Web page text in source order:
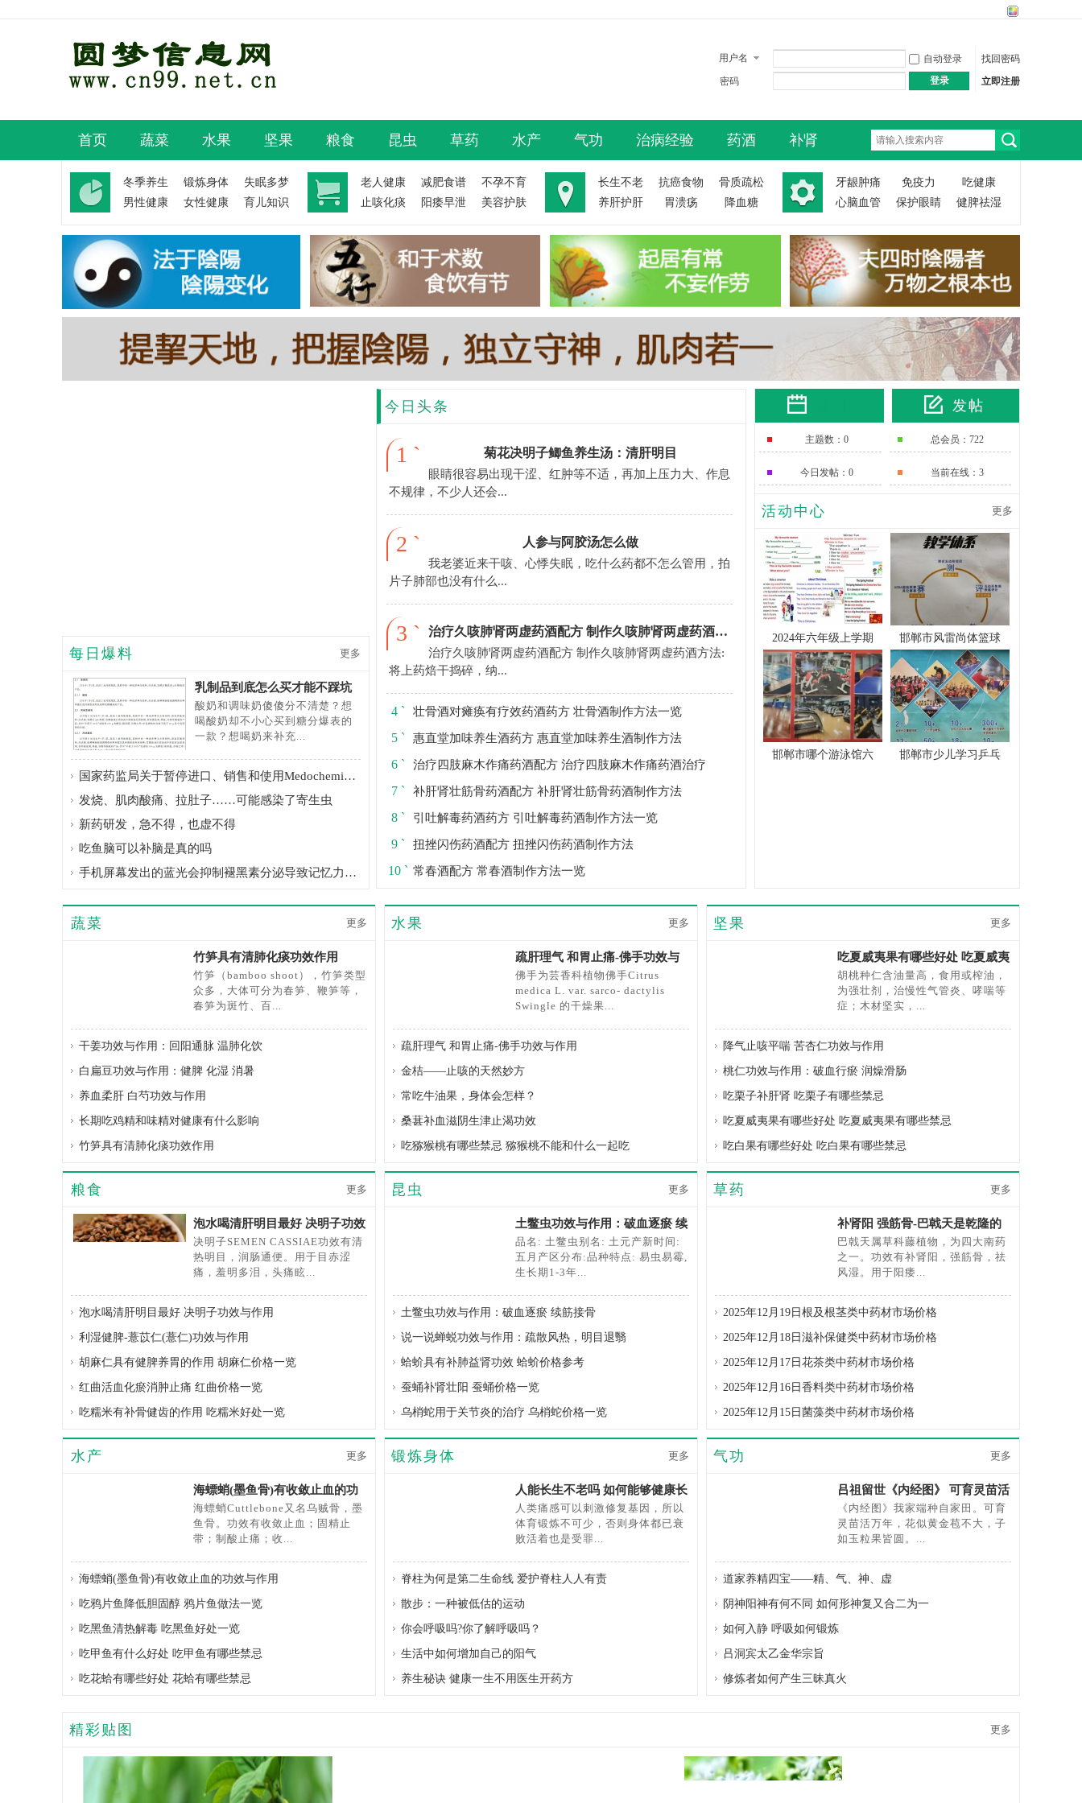
用户名 自动登录
找回密码
密码
登录 立即注册
首页 蔬菜 水果 坚果 粮食 昆虫 草药 水产 气功 治病经验 药酒 补肾
冬季养生 锻炼身体
失眠多梦
男性健康
女性健康 育儿知识
老人健康 减肥食谱
不孕不育
止咳化痰
阳痿早泄 美容护肤
长生不老 抗癌食物
骨质疏松
养肝护肝
胃溃疡 降血糖
牙龈肿痛 免疫力
吃健康
心脑血管
保护眼睛 健脾祛湿
每日爆料 更多
乳制品到底怎么买才能不踩坑
呢
酸奶和调味奶傻傻分不清楚？想
喝酸奶却不小心买到糖分爆表的
一款？想喝奶来补充...
国家药监局关于暂停进口、销售和使用Medochemie Ltd.
发烧、肌肉酸痛、拉肚子……可能感染了寄生虫
新药研发，急不得，也虚不得
吃鱼脑可以补脑是真的吗
手机屏幕发出的蓝光会抑制褪黑素分泌导致记忆力下降
今日头条
1 ` 菊花决明子鲫鱼养生汤：清肝明目
眼睛很容易出现干涩、红肿等不适，再加上压力大、作息
不规律，不少人还会...
2 ` 人参与阿胶汤怎么做
我老婆近来干咳、心悸失眠，吃什么药都不怎么管用，拍
片子肺部也没有什么...
3 ` 治疗久咳肺肾两虚药酒配方 制作久咳肺肾两虚药酒方法
治疗久咳肺肾两虚药酒配方 制作久咳肺肾两虚药酒方法:
将上药焙干捣碎，纳...
4 ` 壮骨酒对瘫痪有疗效药酒药方 壮骨酒制作方法一览
5 ` 惠直堂加味养生酒药方 惠直堂加味养生酒制作方法
6 ` 治疗四肢麻木作痛药酒配方 治疗四肢麻木作痛药酒治疗
7 ` 补肝肾壮筋骨药酒配方 补肝肾壮筋骨药酒制作方法
8 ` 引吐解毒药酒药方 引吐解毒药酒制作方法一览
9 ` 扭挫闪伤药酒配方 扭挫闪伤药酒制作方法
10 ` 常春酒配方 常春酒制作方法一览
发帖
主题数：0 总会员：722
今日发帖：0 当前在线：3
活动中心 更多
2024年六年级上学期 邯郸市风雷尚体篮球
邯郸市哪个游泳馆六 邯郸市少儿学习乒乓
蔬菜 更多
竹笋具有清肺化痰功效作用
竹笋（bamboo shoot），竹笋类型
众多，大体可分为春笋、鞭笋等，
春笋为斑竹、百...
干姜功效与作用：回阳通脉 温肺化饮
白扁豆功效与作用：健脾 化湿 消暑
养血柔肝 白芍功效与作用
长期吃鸡精和味精对健康有什么影响
竹笋具有清肺化痰功效作用
水果 更多
疏肝理气 和胃止痛-佛手功效与
作用
佛手为芸香科植物佛手Citrus
medica L. var. sarco- dactylis
Swingle 的干燥果...
疏肝理气 和胃止痛-佛手功效与作用
金桔——止咳的天然妙方
常吃牛油果，身体会怎样？
桑葚补血滋阴生津止渴功效
吃猕猴桃有哪些禁忌 猕猴桃不能和什么一起吃
坚果 更多
吃夏威夷果有哪些好处 吃夏威夷
果有哪些禁忌
胡桃种仁含油量高，食用或榨油，
为强壮剂，治慢性气管炎、哮喘等
症；木材坚实，...
降气止咳平喘 苦杏仁功效与作用
桃仁功效与作用：破血行瘀 润燥滑肠
吃栗子补肝肾 吃栗子有哪些禁忌
吃夏威夷果有哪些好处 吃夏威夷果有哪些禁忌
吃白果有哪些好处 吃白果有哪些禁忌
粮食 更多
泡水喝清肝明目最好 决明子功效
与作用
决明子SEMEN CASSIAE功效有清
热明目，润肠通便。用于目赤涩
痛，羞明多泪，头痛眩...
泡水喝清肝明目最好 决明子功效与作用
利湿健脾-薏苡仁(薏仁)功效与作用
胡麻仁具有健脾养胃的作用 胡麻仁价格一览
红曲活血化瘀消肿止痛 红曲价格一览
吃糯米有补骨健齿的作用 吃糯米好处一览
昆虫 更多
土鳖虫功效与作用：破血逐瘀 续
筋接骨
品名: 土鳖虫别名: 土元产新时间:
五月产区分布:品种特点: 易虫易霉,
生长期1-3年...
土鳖虫功效与作用：破血逐瘀 续筋接骨
说一说蝉蜕功效与作用：疏散风热，明目退翳
蛤蚧具有补肺益肾功效 蛤蚧价格参考
蚕蛹补肾壮阳 蚕蛹价格一览
乌梢蛇用于关节炎的治疗 乌梢蛇价格一览
草药 更多
补肾阳 强筋骨-巴戟天是乾隆的
长寿秘方
巴戟天属草科藤植物，为四大南药
之一。功效有补肾阳，强筋骨，祛
风湿。用于阳痿...
2025年12月19日根及根茎类中药材市场价格
2025年12月18日滋补保健类中药材市场价格
2025年12月17日花茶类中药材市场价格
2025年12月16日香料类中药材市场价格
2025年12月15日菌藻类中药材市场价格
水产 更多
海螵蛸(墨鱼骨)有收敛止血的功
效与作用
海螵蛸Cuttlebone又名乌贼骨，墨
鱼骨。功效有收敛止血；固精止
带；制酸止痛；收...
海螵蛸(墨鱼骨)有收敛止血的功效与作用
吃鸦片鱼降低胆固醇 鸦片鱼做法一览
吃黑鱼清热解毒 吃黑鱼好处一览
吃甲鱼有什么好处 吃甲鱼有哪些禁忌
吃花蛤有哪些好处 花蛤有哪些禁忌
锻炼身体 更多
人能长生不老吗 如何能够健康长
寿
人类痛感可以刺激修复基因，所以
体育锻炼不可少，否则身体都已衰
败活着也是受罪...
脊柱为何是第二生命线 爱护脊柱人人有责
散步：一种被低估的运动
你会呼吸吗?你了解呼吸吗？
生活中如何增加自己的阳气
养生秘诀 健康一生不用医生开药方
气功 更多
吕祖留世《内经图》 可育灵苗活
万年
《内经图》我家端种自家田。可育
灵苗活万年，花似黄金苞不大，子
如玉粒果皆圆。...
道家养精四宝——精、气、神、虚
阴神阳神有何不同 如何形神复又合二为一
如何入静 呼吸如何锻炼
吕洞宾太乙金华宗旨
修炼者如何产生三昧真火
精彩贴图 更多